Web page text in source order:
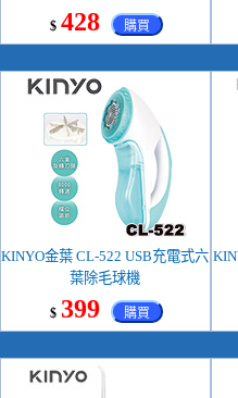
$ 428 購買
KINYO金葉 CL-522 USB充電式六
葉除毛球機
$ 399 購買